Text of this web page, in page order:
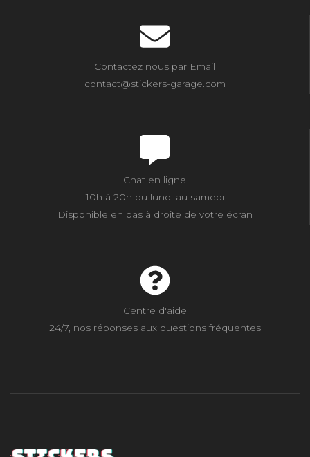
Contactez nous par Email
contact@stickers-garage.com
Chat en ligne
10h à 20h du lundi au samedi
Disponible en bas à droite de votre écran
Centre d'aide
24/7, nos réponses aux questions fréquentes